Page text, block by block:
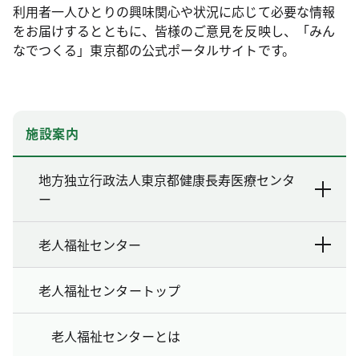
利用者一人ひとりの興味関心や状況に応じて必要な情報
をお届けするとともに、皆様のご意見を反映し、「みん
なでつくる」東京都の公式ポータルサイトです。
施設案内
地方独立行政法人東京都健康長寿医療センタ
ー
老人福祉センター
老人福祉センタートップ
老人福祉センターとは